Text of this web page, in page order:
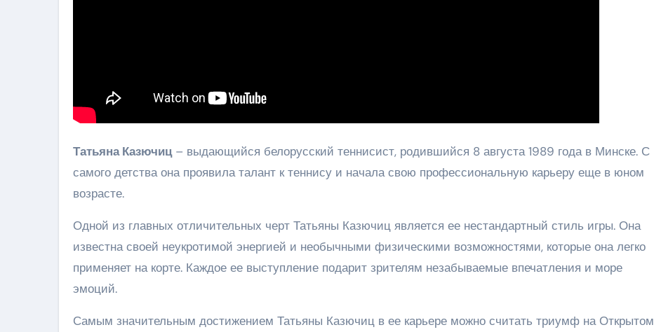
Татьяна Казючиц– выдающийся белорусский теннисист, родившийся 8 августа 1989 года в Минске. С
самого детства она проявила талант к теннису и начала свою профессиональную карьеру еще в юном
возрасте.
Одной из главных отличительных черт Татьяны Казючиц является ее нестандартный стиль игры. Она
известна своей неукротимой энергией и необычными физическими возможностями, которые она легко
применяет на корте. Каждое ее выступление подарит зрителям незабываемые впечатления и море
эмоций.
Самым значительным достижением Татьяны Казючиц в ее карьере можно считать триумф на Открытом